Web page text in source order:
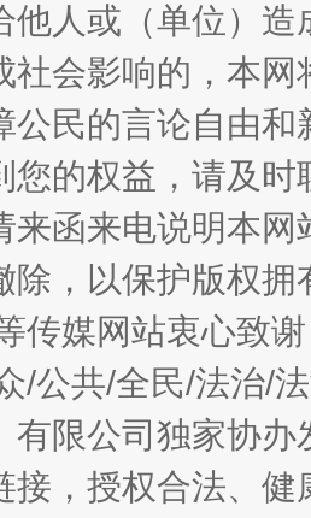
键词
魏明亮
生
生
他人或（单位）
社会影响的，本
公民的言论自由
您的权益，请及
来函来电说明本
除，以保护版权
传媒网站衷心致
/公共/全民/法治/
有限公司独家协
接，授权合法、